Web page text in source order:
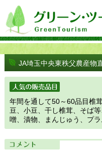
グリーンツーリズム埼玉 緑
美味しく！
JA埼玉中央東秩父農産物
人気の販売品目
年間を通して50～60品目椎
豆、小豆、干し椎茸、そば
噌、漬物、まんじゅう、プ
コメント